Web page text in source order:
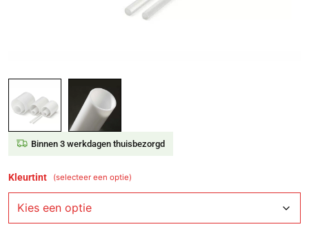
Binnen 3 werkdagen thuisbezorgd
Kleurtint (selecteer een optie)